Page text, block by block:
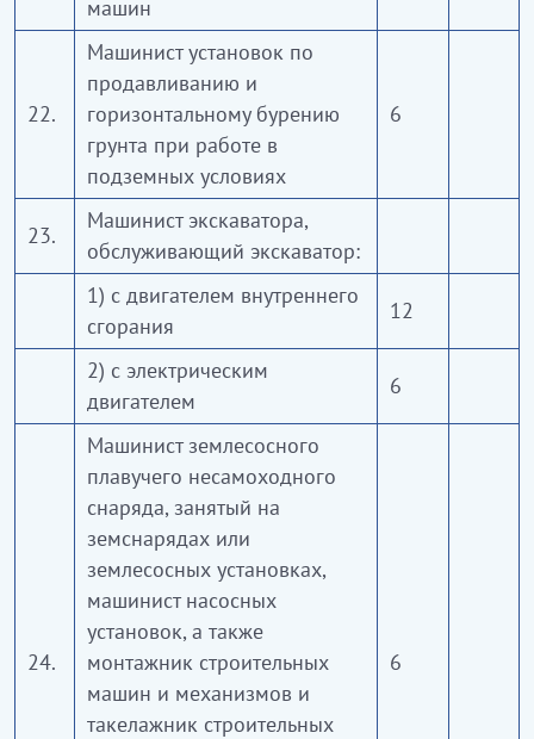
машин
22.
Машинист установок по
продавливанию и
горизонтальному бурению
грунта при работе в
подземных условиях
6
23.
Машинист экскаватора,
обслуживающий экскаватор:
1) с двигателем внутреннего
сгорания
12
2) с электрическим
двигателем
6
24.
Машинист землесосного
плавучего несамоходного
снаряда, занятый на
земснарядах или
землесосных установках,
машинист насосных
установок, а также
монтажник строительных
машин и механизмов и
такелажник строительных
6